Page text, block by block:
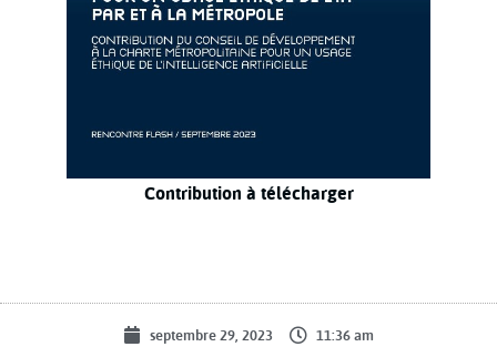
Contribution à télécharger
septembre 29, 2023 11:36 am